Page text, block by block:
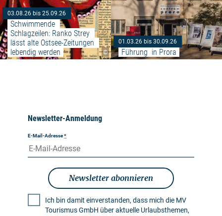
©
03.08.26 bis 25.09.26
Schwimmende
Schlagzeilen: Ranko Strey
lässt alte Ostsee-Zeitungen
lebendig werden
01.03.26 bis 30.09.26
Führung  in Prora
Newsletter-Anmeldung
E-Mail-Adresse*
Newsletter abonnieren
Ich bin damit einverstanden, dass mich die MV
Tourismus GmbH über aktuelle Urlaubsthemen,